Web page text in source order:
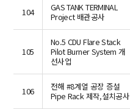
104
GAS TANK TERMINAL
Project 배관공사
105
No.5 CDU Flare Stack
Pilot Burner System 개
선사업
106
전해 #8계열 공장 증설
Pipe Rack 제작,설치공사